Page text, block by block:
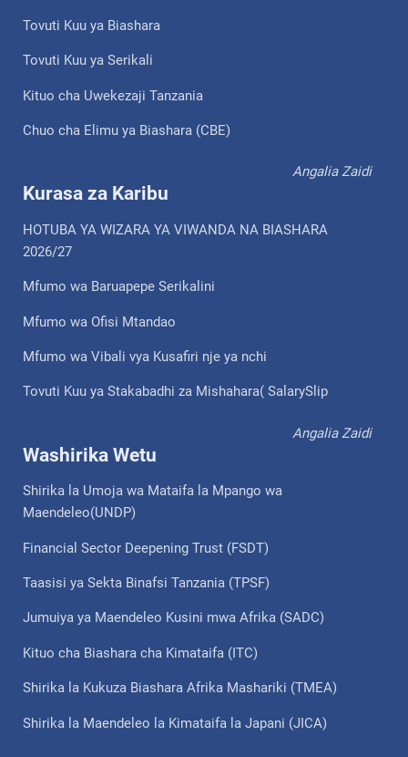
Tovuti Kuu ya Biashara
Tovuti Kuu ya Serikali
Kituo cha Uwekezaji Tanzania
Chuo cha Elimu ya Biashara (CBE)
Angalia Zaidi
Kurasa za Karibu
HOTUBA YA WIZARA YA VIWANDA NA BIASHARA
2026/27
Mfumo wa Baruapepe Serikalini
Mfumo wa Ofisi Mtandao
Mfumo wa Vibali vya Kusafiri nje ya nchi
Tovuti Kuu ya Stakabadhi za Mishahara( SalarySlip
Angalia Zaidi
Washirika Wetu
Shirika la Umoja wa Mataifa la Mpango wa
Maendeleo(UNDP)
Financial Sector Deepening Trust (FSDT)
Taasisi ya Sekta Binafsi Tanzania (TPSF)
Jumuiya ya Maendeleo Kusini mwa Afrika (SADC)
Kituo cha Biashara cha Kimataifa (ITC)
Shirika la Kukuza Biashara Afrika Mashariki (TMEA)
Shirika la Maendeleo la Kimataifa la Japani (JICA)